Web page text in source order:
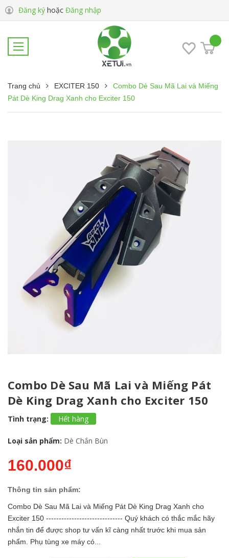
Đăng ký hoặc Đăng nhập
Trang chủ EXCITER 150
Combo Dè Sau Mã Lai và Miếng
Pát Dè King Drag Xanh cho Exciter 150
Combo Dè Sau Mã Lai và Miếng Pát
Dè King Drag Xanh cho Exciter 150
Tình trạng: Hết hàng
Loại sản phẩm: Dè Chắn Bùn
160.000₫
Thông tin sản phẩm:
Combo Dè Sau Mã Lai và Miếng Pát Dè King Drag Xanh cho
Exciter 150 ------------------------------ Quý khách có thắc mắc hãy
nhắn tin để được shop tư vấn kĩ càng nhất trước khi mua sản
phẩm. Phụ tùng xe máy có...